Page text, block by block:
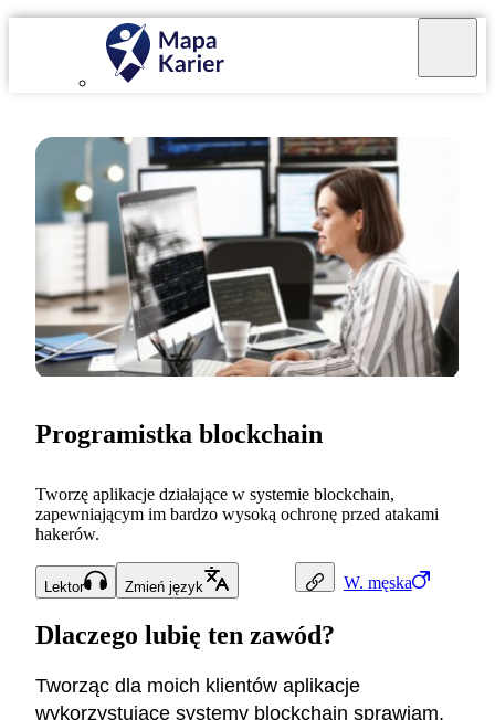
W. męska
Programistka blockchain
Tworzę aplikacje działające w systemie blockchain,
zapewniającym im bardzo wysoką ochronę przed atakami
hakerów.
Lektor Zmień język
Dlaczego lubię ten zawód?
Tworząc dla moich klientów aplikacje
wykorzystujące systemy blockchain sprawiam,